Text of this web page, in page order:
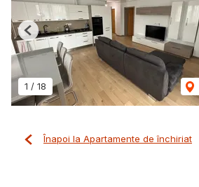
1 / 18
Previous
Înapoi la Apartamente de închiriat